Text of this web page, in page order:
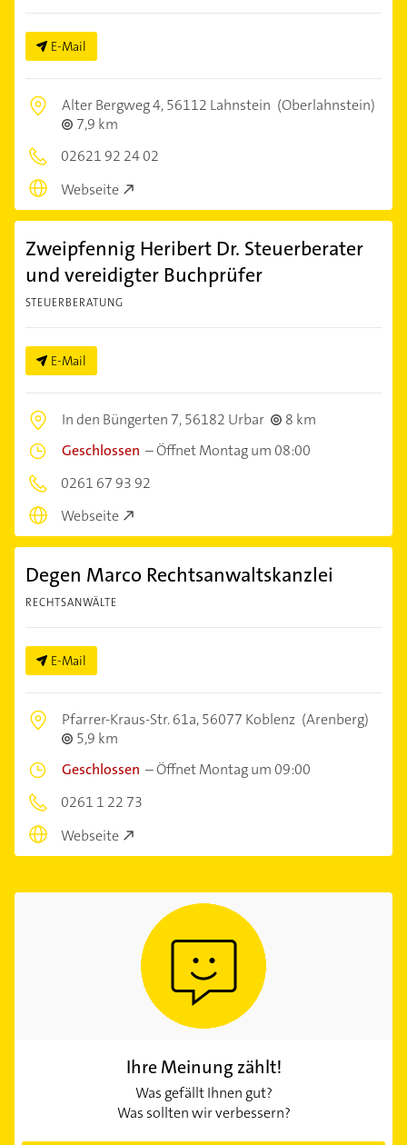
E-Mail
Alter Bergweg 4,56112 Lahnstein (Oberlahnstein)
7,9 km
02621 92 24 02
Webseite
Zweipfennig Heribert Dr. Steuerberater
und vereidigter Buchprüfer
STEUERBERATUNG
E-Mail
In den Büngerten 7,56182 Urbar
8 km
Geschlossen –Öffnet Montag um 08:00
0261 67 93 92
Webseite
Degen Marco Rechtsanwaltskanzlei
RECHTSANWÄLTE
E-Mail
Pfarrer-Kraus-Str. 61a,56077 Koblenz (Arenberg)
5,9 km
Geschlossen –Öffnet Montag um 09:00
0261 1 22 73
Webseite
Ihre Meinung zählt!
Was gefällt Ihnen gut?
Was sollten wir verbessern?